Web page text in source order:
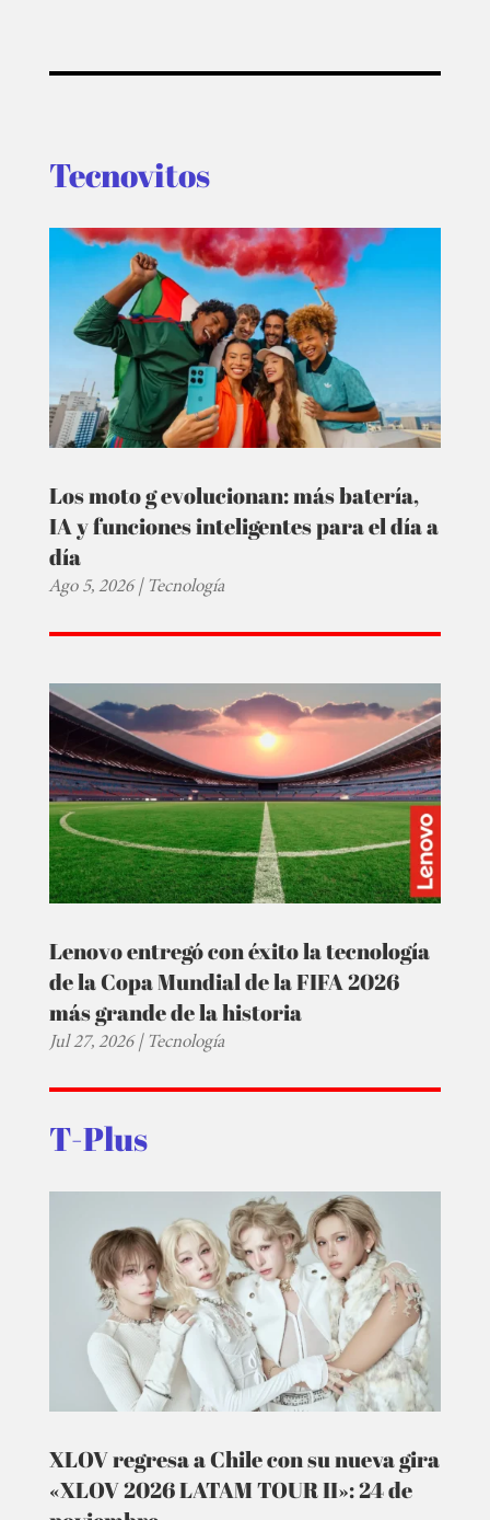
Tecnovitos
Los moto g evolucionan: más batería,
IA y funciones inteligentes para el día a
día
Ago 5, 2026|Tecnología
Lenovo entregó con éxito la tecnología
de la Copa Mundial de la FIFA 2026
más grande de la historia
Jul 27, 2026|Tecnología
T-Plus
XLOV regresa a Chile con su nueva gira
«XLOV 2026 LATAM TOUR II»: 24 de